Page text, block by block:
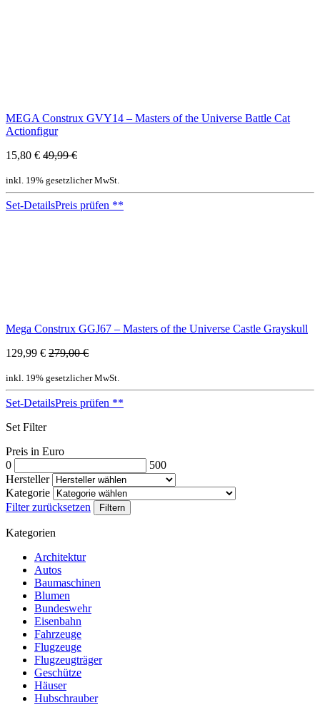
MEGA Construx GVY14 – Masters of the Universe Battle Cat
Actionfigur
15,80 € 49,99 €
inkl. 19% gesetzlicher MwSt.
Set-DetailsPreis prüfen **
Mega Construx GGJ67 – Masters of the Universe Castle Grayskull
129,99 € 279,00 €
inkl. 19% gesetzlicher MwSt.
Set-DetailsPreis prüfen **
Set Filter
Preis in Euro
0
500
Hersteller
Kategorie
Filter zurücksetzen
Filtern
Kategorien
Architektur
Autos
Baumaschinen
Blumen
Bundeswehr
Eisenbahn
Fahrzeuge
Flugzeuge
Flugzeugträger
Geschütze
Häuser
Hubschrauber